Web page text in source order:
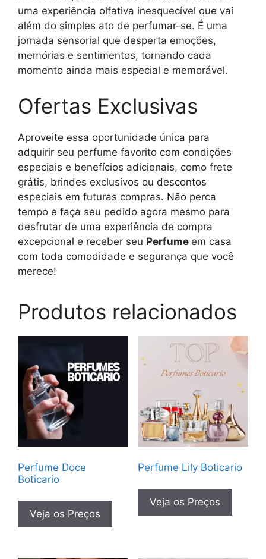
uma experiência olfativa inesquecível que vai
além do simples ato de perfumar-se. É uma
jornada sensorial que desperta emoções,
memórias e sentimentos, tornando cada
momento ainda mais especial e memorável.
Ofertas Exclusivas
Aproveite essa oportunidade única para
adquirir seu perfume favorito com condições
especiais e benefícios adicionais, como frete
grátis, brindes exclusivos ou descontos
especiais em futuras compras. Não perca
tempo e faça seu pedido agora mesmo para
desfrutar de uma experiência de compra
excepcional e receber seu Perfume em casa
com toda comodidade e segurança que você
merece!
Produtos relacionados
Perfume Doce
Boticario
Veja os Preços
Perfume Lily Boticario
Veja os Preços